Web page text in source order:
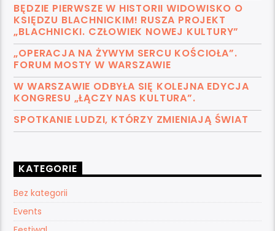
BĘDZIE PIERWSZE W HISTORII WIDOWISKO O
KSIĘDZU BLACHNICKIM! RUSZA PROJEKT
„BLACHNICKI. CZŁOWIEK NOWEJ KULTURY”
„OPERACJA NA ŻYWYM SERCU KOŚCIOŁA”.
FORUM MOSTY W WARSZAWIE
W WARSZAWIE ODBYŁA SIĘ KOLEJNA EDYCJA
KONGRESU „ŁĄCZY NAS KULTURA”.
SPOTKANIE LUDZI, KTÓRZY ZMIENIAJĄ ŚWIAT
KATEGORIE
Bez kategorii
Events